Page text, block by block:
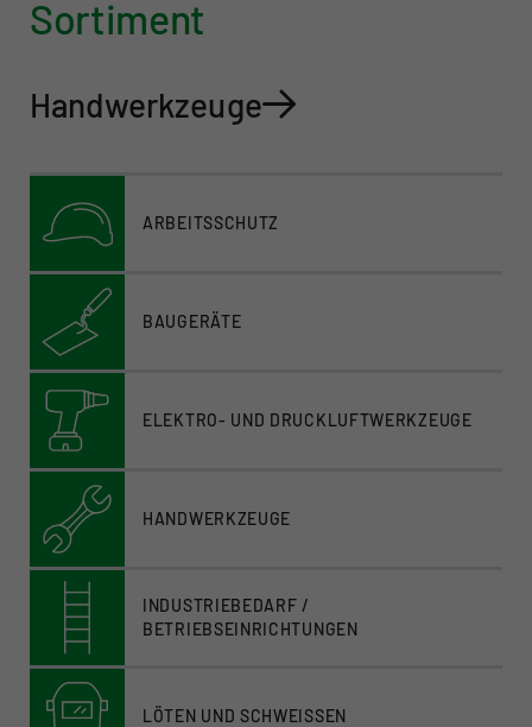
Sortiment
Handwerkzeuge
ARBEITSSCHUTZ
BAUGERÄTE
ELEKTRO- UND DRUCKLUFTWERKZEUGE
HANDWERKZEUGE
INDUSTRIEBEDARF /
BETRIEBSEINRICHTUNGEN
LÖTEN UND SCHWEISSEN